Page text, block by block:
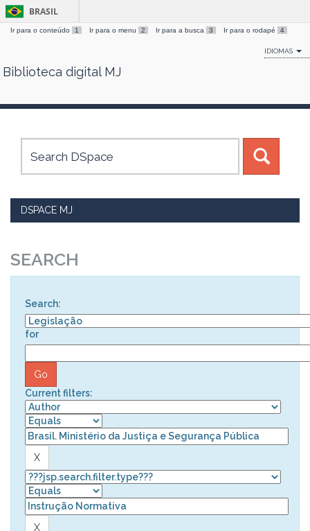
Skip
BRASIL
Ir para o conteúdo 1 Ir para o menu 2 Ir para a busca 3 Ir para o rodapé 4
IDIOMAS
Biblioteca digital MJ
DSPACE MJ
SEARCH
Search:
for
Current filters: